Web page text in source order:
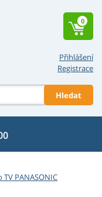
Přihlášení
Registrace
Hledat
0
PANASONIC